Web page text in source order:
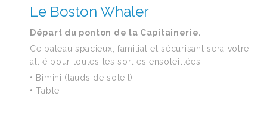
Le Boston Whaler
Départ du ponton de la Capitainerie.
Ce bateau spacieux, familial et sécurisant sera votre
allié pour toutes les sorties ensoleillées !
• Bimini (tauds de soleil)
• Table